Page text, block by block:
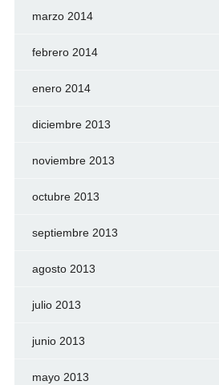
marzo 2014
febrero 2014
enero 2014
diciembre 2013
noviembre 2013
octubre 2013
septiembre 2013
agosto 2013
julio 2013
junio 2013
mayo 2013